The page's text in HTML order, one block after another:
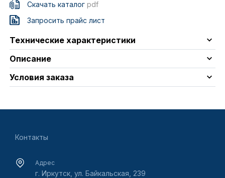
Скачать каталогpdf
Запросить прайс лист
Технические характеристики
Описание
Условия заказа
Контакты
Адрес
г. Иркутск, ул. Байкальская, 239